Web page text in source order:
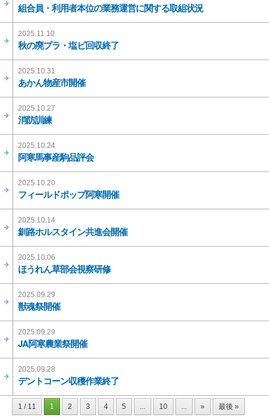
組合員・利用者本位の業務運営に関する取組状況
2025.11.10
秋の廃プラ・塩ビ回収終了
2025.10.31
あかん物産市開催
2025.10.27
消防訓練
2025.10.24
阿寒馬事産駒品評会
2025.10.20
フィールドポップ阿寒開催
2025.10.14
釧路ホルスタイン共進会開催
2025.10.06
ほうれん草部会視察研修
2025.09.29
獣魂祭開催
2025.09.29
JA阿寒農業祭開催
2025.09.28
デントコーン収穫作業終了
1 / 11 1 2 3 4 5 ... 10 ... » 最後 »